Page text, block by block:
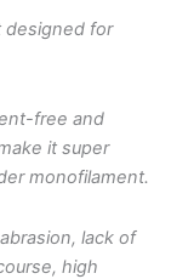
designed for
free and
it super
monofilament.
lack of
high